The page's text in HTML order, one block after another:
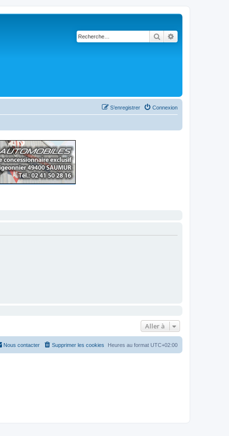
Rechercher
Connexion
S’enregistrer
Aller à
Heures au format UTC+02:00
Supprimer les cookies
Nous contacter